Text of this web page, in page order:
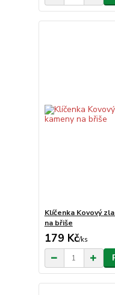
Klíčenka Kovový
na břiše
179 Kč/ks